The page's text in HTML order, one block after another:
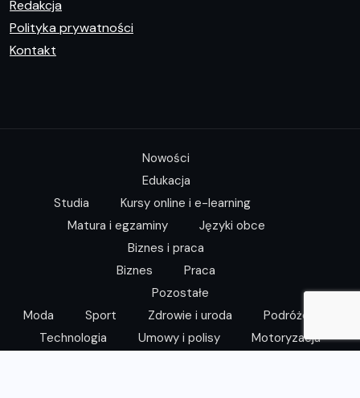
Redakcja
Polityka prywatności
Kontakt
Nowości
Edukacja
Studia
Kursy online i e-learning
Matura i egzaminy
Języki obce
Biznes i praca
Biznes
Praca
Pozostałe
Moda
Sport Zdrowie i uroda
Podróże
Technologia
Umowy i polisy Motoryzacja